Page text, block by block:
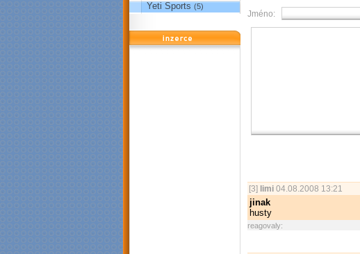
Yeti Sports (5)
reklama
Jméno:
[3] limi 04.08.2008 13:21
jinak
husty
reagovaly: